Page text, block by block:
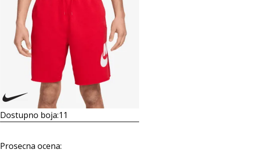
Dostupno boja:11
Prosecna ocena: